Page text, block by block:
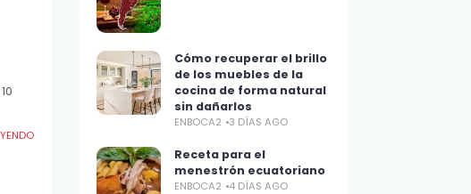
Cómo recuperar el brillo
de los muebles de la
cocina de forma natural
sin dañarlos
ENBOCA2 3 DÍAS AGO
Receta para el
menestrón ecuatoriano
ENBOCA2 4 DÍAS AGO